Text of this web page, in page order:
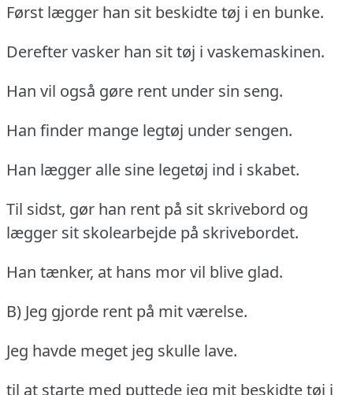
Først lægger han sit beskidte tøj i en bunke.
Derefter vasker han sit tøj i vaskemaskinen.
Han vil også gøre rent under sin seng.
Han finder mange legtøj under sengen.
Han lægger alle sine legetøj ind i skabet.
Til sidst, gør han rent på sit skrivebord og
lægger sit skolearbejde på skrivebordet.
Han tænker, at hans mor vil blive glad.
B) Jeg gjorde rent på mit værelse.
Jeg havde meget jeg skulle lave.
til at starte med puttede jeg mit beskidte tøj i